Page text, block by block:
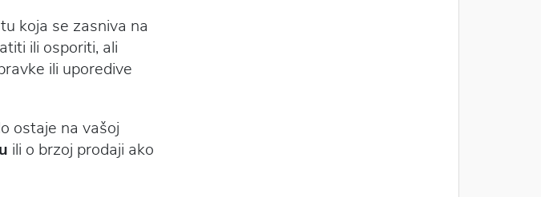
koja se zasniva na
ili osporiti, ali
ili uporedive
ostaje na vašoj
ili o brzoj prodaji ako